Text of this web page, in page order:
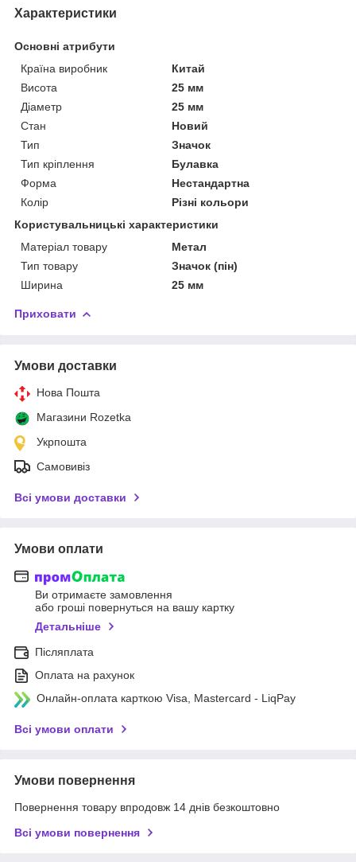
Характеристики
Основні атрибути
Країна виробник
Китай
Висота
25 мм
Діаметр
25 мм
Стан
Новий
Тип
Значок
Тип кріплення
Булавка
Форма
Нестандартна
Колір
Різні кольори
Користувальницькі характеристики
Матеріал товару
Метал
Тип товару
Значок (пін)
Ширина
25 мм
Приховати
Умови доставки
Нова Пошта
Магазини Rozetka
Укрпошта
Самовивіз
Всі умови доставки
Умови оплати
Ви отримаєте замовлення
або гроші повернуться на вашу картку
Детальніше
Післяплата
Оплата на рахунок
Онлайн-оплата карткою Visa, Mastercard - LiqPay
Всі умови оплати
Умови повернення
Повернення товару впродовж 14 днів безкоштовно
Всі умови повернення